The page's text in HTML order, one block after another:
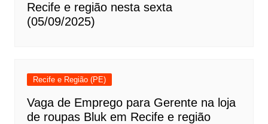
Recife e região nesta sexta
(05/09/2025)
Recife e Região (PE)
Vaga de Emprego para Gerente na loja
de roupas Bluk em Recife e região